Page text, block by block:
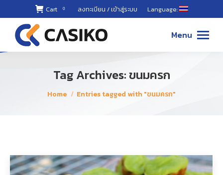
Cart 0 ลงทะเบียน / เข้าสู่ระบบ Language:
Menu
Tag Archives:ขนมครก
You are here:
Home Entries tagged with "ขนมครก"